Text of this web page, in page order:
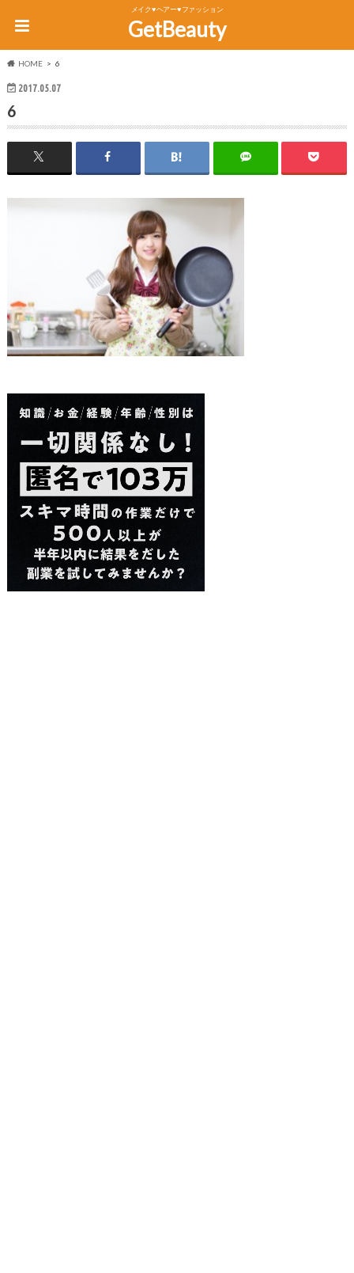
メイク♥ヘアー♥ファッション
GetBeauty
HOME 6
2017.05.07
6